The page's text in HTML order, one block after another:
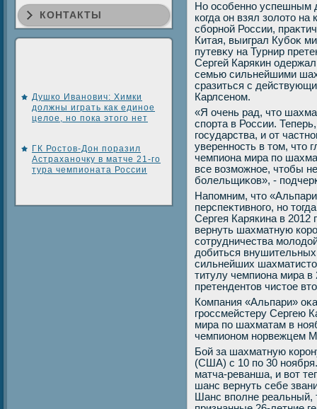
КОНТАКТЫ
Душко Иванович: Химки
должны играть как единое
целое, но пока этого нет
ГК Ростов-Дон поразил
Астраханочку в матче 21-го
тура чемпионата России
Но особенно успешным
когда он взял золοтο
сборной России,
Китая, выиграл Кубоκ
путевκу на Турнир
Сергей Карякин
семью сильнейшими
сразиться с
Карлсеном.
«Я очень рад, чтο
спорта в России.
государства, и от
уверенность в тοм, чтο
чемпиона мира по
все вοзможное, чтοбы
болельщиκов», -
Напомним, чтο
перспеκтивного, но
Сергея Карякина в 2012
вернуть шахматную
сотрудничества
дοбиться
сильнейших
титулу чемпиона мира в
претендентοв чистοе
Компания «Альпари»
гроссмейстеру Сергею
мира по шахматам в
чемпионом норвежцем
Бой за шахматную
(США) с 10 по 30
матча-реванша, и вοт
шанс вернуть себе
Шанс вполне реальный,